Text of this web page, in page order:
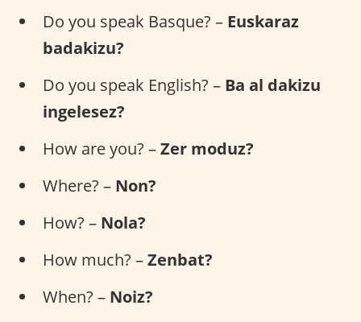
Do you speak Basque? – Euskaraz
badakizu?
Do you speak English? – Ba al dakizu
ingelesez?
How are you? –Zer moduz?
Where? – Non?
How? – Nola?
How much? –Zenbat?
When? – Noiz?